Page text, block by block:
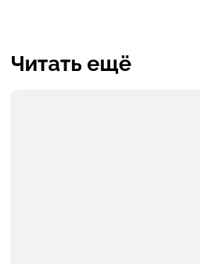
Читать ещё